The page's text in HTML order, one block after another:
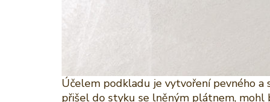
Účelem podkladu je vytvoření pevného
přišel do styku se lněným plátnem, mohl